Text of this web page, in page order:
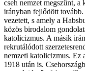
cseh nemzet megszűnt, a
irányban fejlődött
vezetett, s amely a
közös birodalom
katolicizmus. A másik
rekrutálódott
nemzeti katolicizmus. Ez
1918 után is.